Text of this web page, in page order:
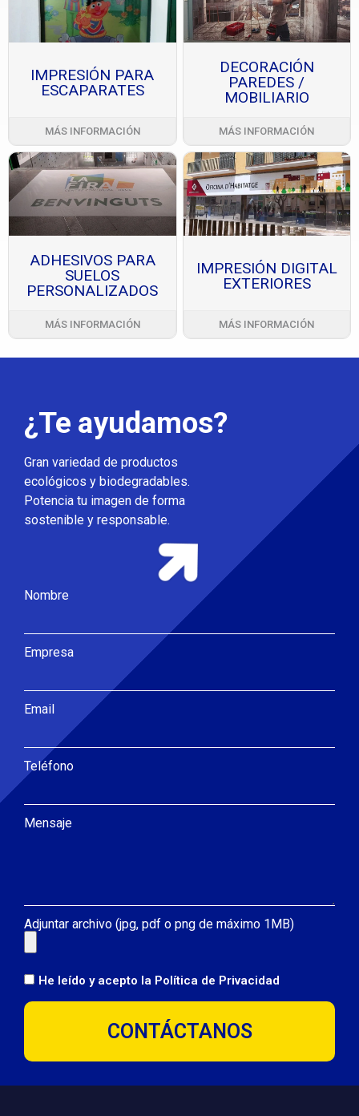
IMPRESIÓN PARA
ESCAPARATES
MÁS INFORMACIÓN
DECORACIÓN
PAREDES /
MOBILIARIO
MÁS INFORMACIÓN
ADHESIVOS PARA
SUELOS
PERSONALIZADOS
MÁS INFORMACIÓN
IMPRESIÓN DIGITAL
EXTERIORES
MÁS INFORMACIÓN
¿Te ayudamos?
Gran variedad de productos
ecológicos y biodegradables.
Potencia tu imagen de forma
sostenible y responsable.
Nombre
Empresa
Email
Teléfono
Mensaje
Adjuntar archivo (jpg, pdf o png de máximo 1MB)
He leído y acepto la Política de Privacidad
CONTÁCTANOS